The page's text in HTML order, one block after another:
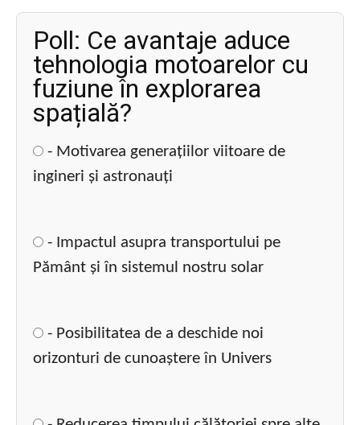
Poll: Ce avantaje aduce
tehnologia motoarelor cu
fuziune în explorarea
spațială?
- Motivarea generațiilor viitoare de
ingineri și astronauți
- Impactul asupra transportului pe
Pământ și în sistemul nostru solar
- Posibilitatea de a deschide noi
orizonturi de cunoaștere în Univers